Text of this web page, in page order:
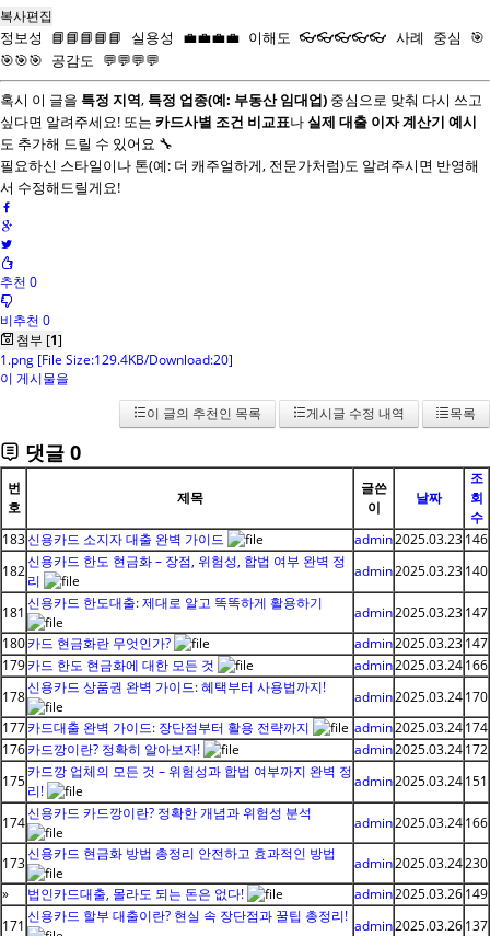
복사편집
정보성 📘📘📘📘📘 실용성 💼💼💼💼 이해도 👓👓👓👓👓 사례 중심 🎯
🎯🎯🎯 공감도 💬💬💬💬
혹시 이 글을 특정 지역, 특정 업종(예: 부동산 임대업) 중심으로 맞춰 다시 쓰고
싶다면 알려주세요! 또는 카드사별 조건 비교표나실제 대출 이자 계산기 예시
도 추가해 드릴 수 있어요 🔧
필요하신 스타일이나 톤(예: 더 캐주얼하게, 전문가처럼)도 알려주시면 반영해
서 수정해드릴게요!
추천 0
비추천 0
첨부 [1]
1.png [File Size:129.4KB/Download:20]
이 게시물을
이 글의 추천인 목록
게시글 수정 내역 목록
댓글 0
번
호
제목
글쓴
이
날짜
조
회
수
183신용카드 소지자 대출 완벽 가이드 admin2025.03.23146
182
신용카드 한도 현금화 – 장점, 위험성, 합법 여부 완벽 정
리
admin2025.03.23140
181
신용카드 한도대출: 제대로 알고 똑똑하게 활용하기
admin2025.03.23147
180카드 현금화란 무엇인가? admin2025.03.23147
179카드 한도 현금화에 대한 모든 것 admin2025.03.24166
178
신용카드 상품권 완벽 가이드: 혜택부터 사용법까지!
admin2025.03.24170
177카드대출 완벽 가이드: 장단점부터 활용 전략까지 admin2025.03.24174
176카드깡이란? 정확히 알아보자! admin2025.03.24172
175
카드깡 업체의 모든 것 – 위험성과 합법 여부까지 완벽 정
리!
admin2025.03.24151
174
신용카드 카드깡이란? 정확한 개념과 위험성 분석
admin2025.03.24166
173
신용카드 현금화 방법 총정리 안전하고 효과적인 방법
admin2025.03.24230
»
법인카드대출, 몰라도 되는 돈은 없다! admin2025.03.26149
171
신용카드 할부 대출이란? 현실 속 장단점과 꿀팁 총정리!
admin2025.03.26137